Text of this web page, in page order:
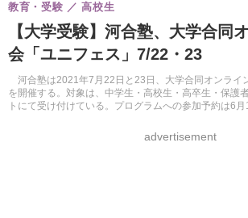
共通テスト 夏休み
8月開催イベント・WS 全国公立高校 過去問 人気記事
自由研究教材（小学生向け） 自由研究教材（中学生向け）
【大学受験】河合塾、大学合同
会「ユニフェス」7/22・23
河合塾は2021年7月22日と23日、大学合同オンライ
を開催する。対象は、中学生・高校生・高卒生・保護
トにて受け付けている。プログラムへの参加予約は6月
教育・受験 高校生
advertisement